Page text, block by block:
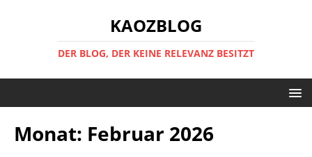
KAOZBLOG
DER BLOG, DER KEINE RELEVANZ BESITZT
Monat: Februar 2026